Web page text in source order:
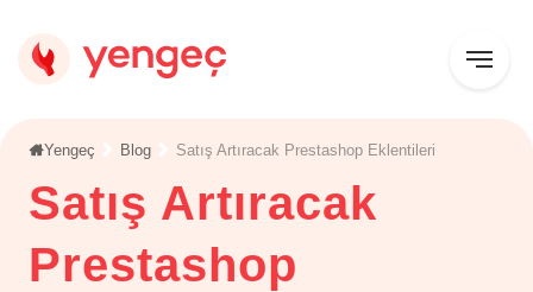
Yengeç Blog Satış Artıracak Prestashop Eklentileri
Satış Artıracak
Prestashop